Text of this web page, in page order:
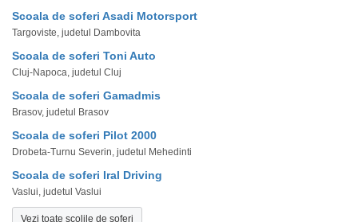
Scoala de soferi Asadi Motorsport
Targoviste, judetul Dambovita
Scoala de soferi Toni Auto
Cluj-Napoca, judetul Cluj
Scoala de soferi Gamadmis
Brasov, judetul Brasov
Scoala de soferi Pilot 2000
Drobeta-Turnu Severin, judetul Mehedinti
Scoala de soferi Iral Driving
Vaslui, judetul Vaslui
Vezi toate scolile de soferi